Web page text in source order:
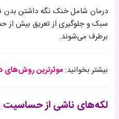
درمان شامل خنک نگه داشتن بدن
سبک و جلوگیری از تعریق بیش از
برطرف می‌شوند.
بیشتر بخوانید: موثرترین روش‌های
لکه‌های ناشی از حساسیت